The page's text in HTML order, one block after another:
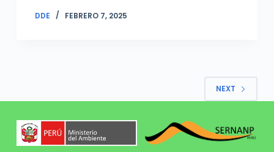
DDE FEBRERO 7, 2025
NEXT